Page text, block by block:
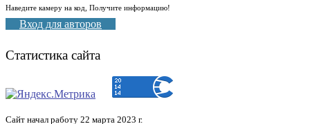
Наведите камеру на код, Получите информацию!
Вход для авторов
Статистика сайта
Сайт начал работу 22 марта 2023 г.